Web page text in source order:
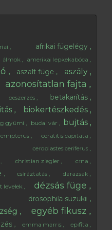
amiket azonnal
érdekel ennek a
afrikai fügelégy
álmok
amerikai lepkekabóca
aszalt füge aszály
azonosítatlan fajta
beszerzés betakarítás
biokertészkedés
gyümi budai vár bujtás
ceratitis capitata
ceroplastes ceriferus
christian ziegler crna
csíráztatás
darazsak
levelek dézsás füge
drosophila suzukii
egyéb fikusz
emma marris epifita